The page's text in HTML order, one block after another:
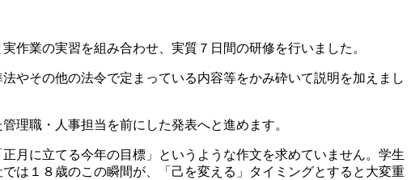
作業の実習を組み合わせ、実質７日間の研修を行いました。
やその他の法令で定まっている内容等をかみ砕いて説明を加えまし
理職・人事担当を前にした発表へと進めます。
月に立てる今年の目標」とい うような作文を求めていません。学生
は１８歳のこの瞬間が、「己を変える」タイミングとすると大変重